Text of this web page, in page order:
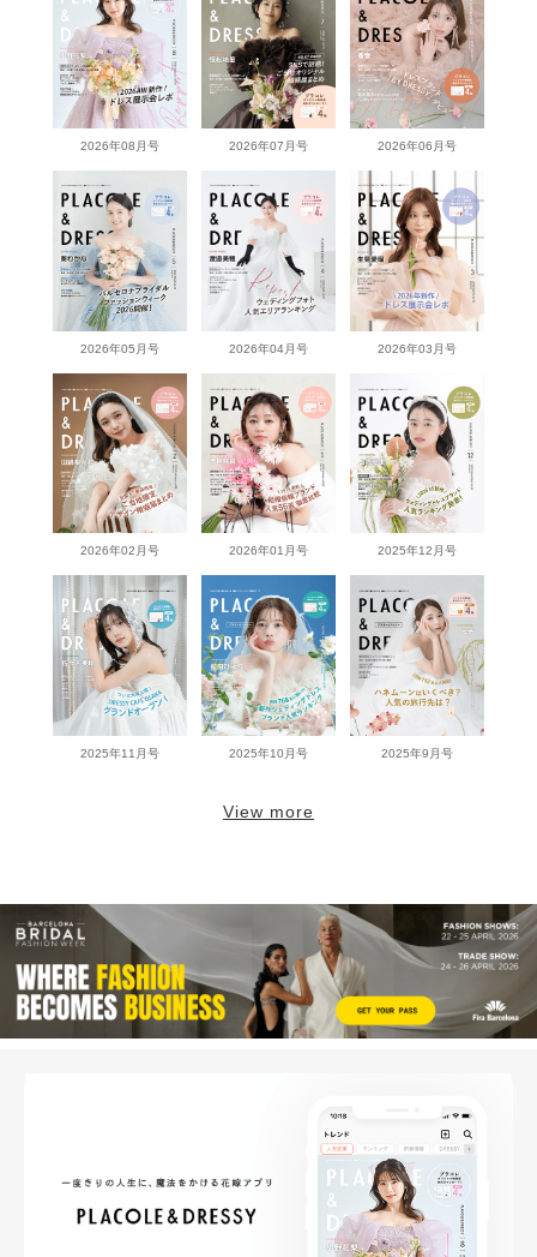
2026年08月号 2026年07月号 2026年06月号
2026年05月号 2026年04月号 2026年03月号
2026年02月号 2026年01月号 2025年12月号
2025年11月号 2025年10月号 2025年9月号
View more